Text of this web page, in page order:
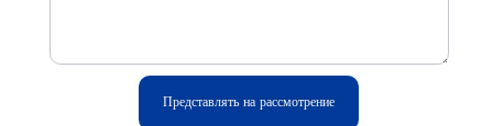
Представлять на рассмотрение